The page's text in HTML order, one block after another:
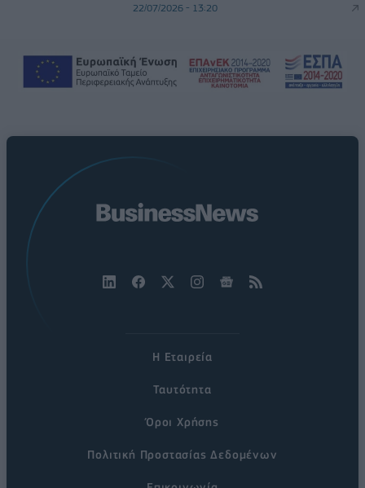
22/07/2026 - 13:20
Η Εταιρεία
Ταυτότητα
Όροι Χρήσης
Πολιτική Προστασίας Δεδομένων